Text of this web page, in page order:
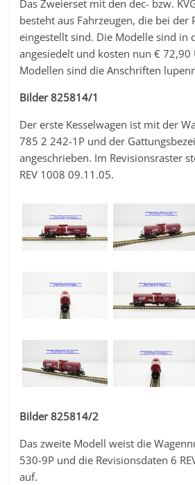
Das Zweierset mit den dec- bzw.
besteht aus Fahrzeugen, die bei der
eingestellt sind. Die Modelle sind in
angesiedelt und kosten nun € 72,90
Modellen sind die Anschriften
Bilder 825814/1
Der erste Kesselwagen ist mit der
785 2 242-1P und der
angeschrieben. Im Revisionsraster
REV 1008 09.11.05.
Bilder 825814/2
Das zweite Modell weist die
530-9P und die Revisionsdaten 6
auf.